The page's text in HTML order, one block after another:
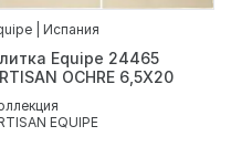
| Испания
Equipe 24465
OCHRE 6,5X20
EQUIPE